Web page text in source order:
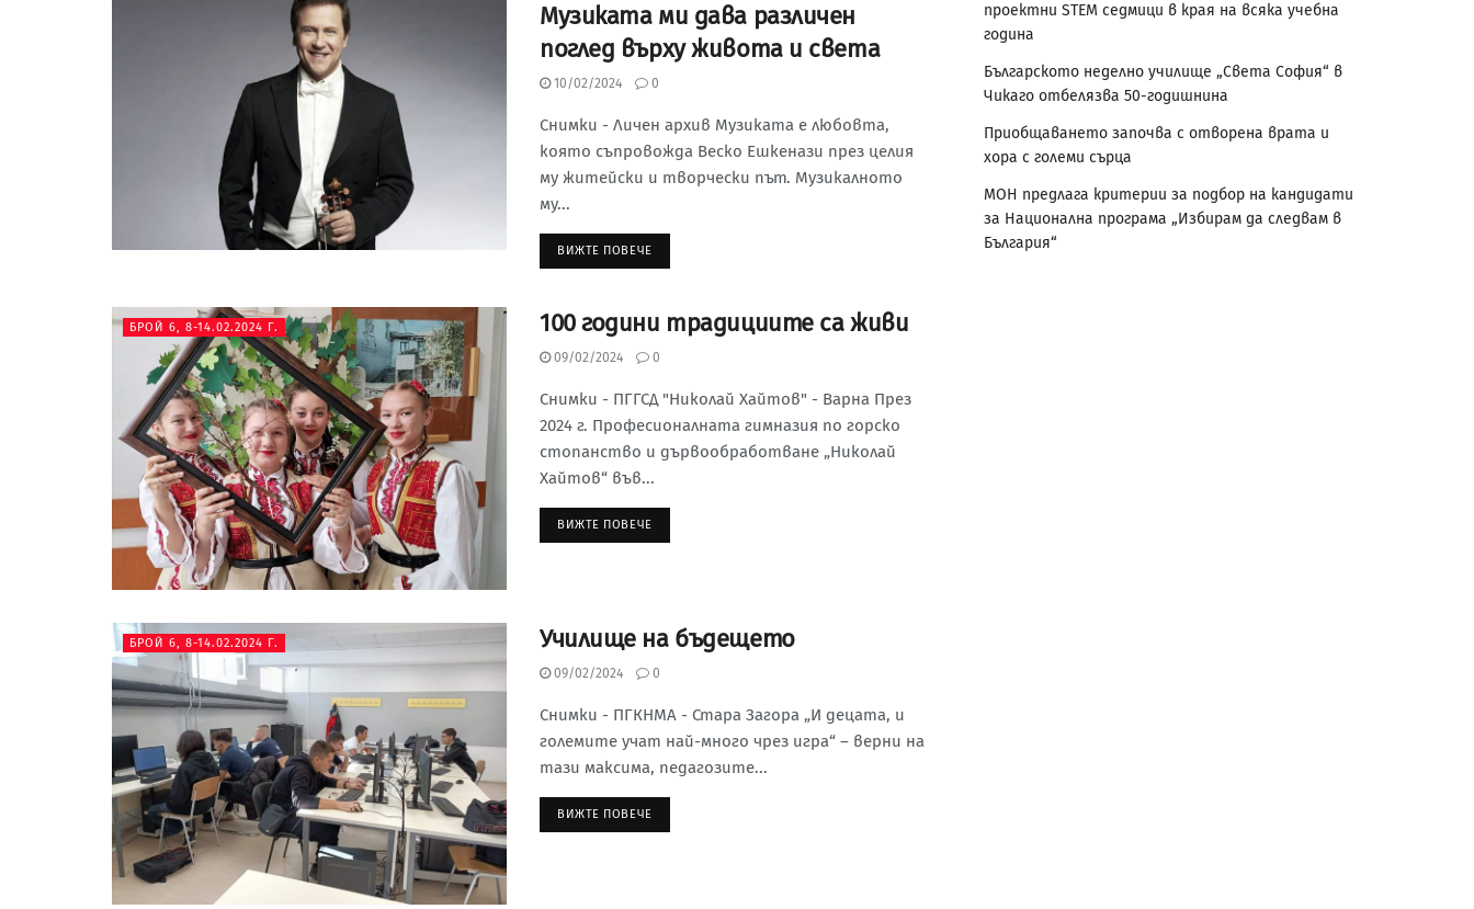
Музиката ми дава различен
поглед върху живота и света
10/02/2024 0
Снимки - Личен архив Музиката е любовта,
която съпровожда Веско Ешкенази през целия
му житейски и творчески път. Музикалното
му...
ВИЖТЕ ПОВЕЧЕ
БРОЙ 6, 8-14.02.2024 Г. 100 години традициите са живи
09/02/2024 0
Снимки - ПГГСД "Николай Хайтов" - Варна През
2024 г. Професионалната гимназия по горско
стопанство и дървообработване „Николай
Хайтов“ във...
ВИЖТЕ ПОВЕЧЕ
БРОЙ 6, 8-14.02.2024 Г. Училище на бъдещето
09/02/2024 0
Снимки - ПГКНМА - Стара Загора „И децата, и
големите учат най-много чрез игра“ – верни на
тази максима, педагозите...
ВИЖТЕ ПОВЕЧЕ
проектни STEM седмици в края на всяка учебна
година
Българското неделно училище „Света София“ в
Чикаго отбелязва 50-годишнина
Приобщаването започва с отворена врата и
хора с големи сърца
МОН предлага критерии за подбор на кандидати
за Национална програма „Избирам да следвам в
България“